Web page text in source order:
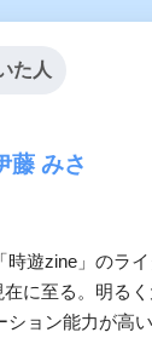
た人
藤 みさ
時遊zine」のラ
に至る。明る
ョン能力が高